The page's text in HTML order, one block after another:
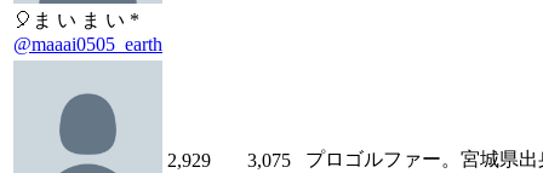
🎈ま い ま い *
@maaai0505_earth
2,929 3,075 プロゴルファー。宮城県出